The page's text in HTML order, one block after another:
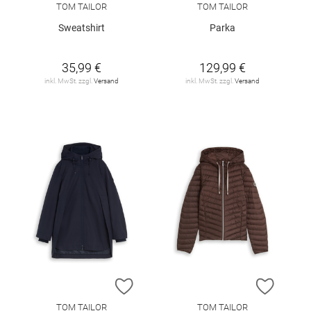
TOM TAILOR
Sweatshirt
35,99 €
inkl. MwSt. zzgl. Versand
TOM TAILOR
Parka
129,99 €
inkl. MwSt. zzgl. Versand
ZUR WUNSCHLISTE HINZUFÜGEN
TOM TAILOR
ZUR
TOM TAILOR